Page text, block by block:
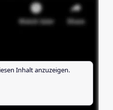
Inhalt anzuzeigen.